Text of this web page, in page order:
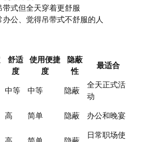
带式但全天穿着更舒服
公、觉得吊带式不舒服的人
舒适
度
使用便捷
度
隐蔽
性
最适合
中等 中等 隐蔽
全天正式活
动
高 简单 隐蔽
办公和晚宴
日常职场使